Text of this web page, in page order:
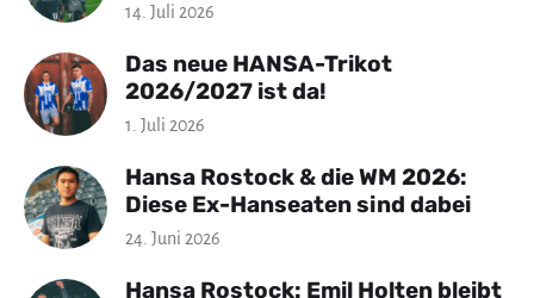
14. Juli 2026
Das neue HANSA-Trikot
2026/2027 ist da!
1. Juli 2026
Hansa Rostock & die WM 2026:
Diese Ex-Hanseaten sind dabei
24. Juni 2026
Hansa Rostock: Emil Holten bleibt